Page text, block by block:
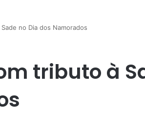
no Dia dos Namorados
tributo à